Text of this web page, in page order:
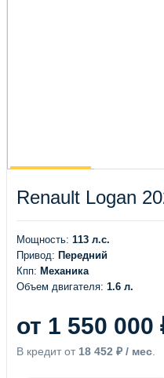
Renault Logan
Мощность: 113 л.с.
Привод: Передний
Кпп: Механика
Объем двигателя: 1.6 л.
от 1 550 000
В кредит от 18 452 ₽ / мес.